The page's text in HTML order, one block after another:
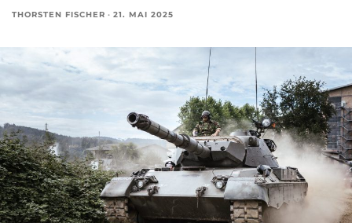
THORSTEN FISCHER · 21. MAI 2025